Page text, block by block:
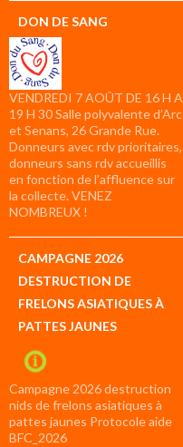
DON DE SANG
VENDREDI 7 AOÛT DE 16 H A
19 H 30 Salle polyvalente d’Arc
et Senans, 26 Grande Rue.
Donneurs avec rdv prioritaires,
donneurs sans rdv accueillis
en fonction de l’affluence sur
la collecte. VENEZ
NOMBREUX !
CAMPAGNE 2026
DESTRUCTION DE
FRELONS ASIATIQUES À
PATTES JAUNES
Campagne 2026 destruction
nids de frelons asiatiques à
pattes jaunes Protocole aide
BFC_2026